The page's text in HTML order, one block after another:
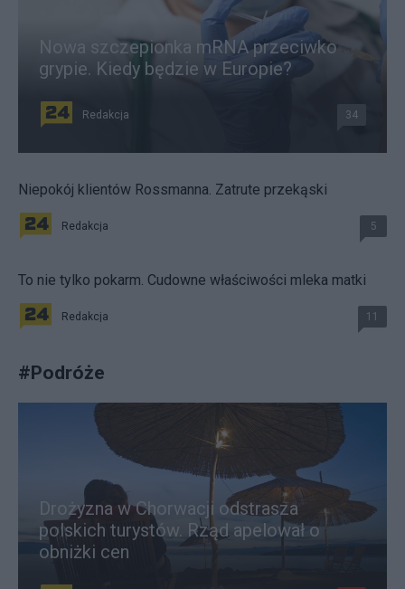
Nowa szczepionka mRNA przeciwko
grypie. Kiedy będzie w Europie?
Redakcja 34
Niepokój klientów Rossmanna. Zatrute przekąski
Redakcja 5
To nie tylko pokarm. Cudowne właściwości mleka matki
Redakcja 11
#Podróże
Drożyzna w Chorwacji odstrasza
polskich turystów. Rząd apelował o
obniżki cen